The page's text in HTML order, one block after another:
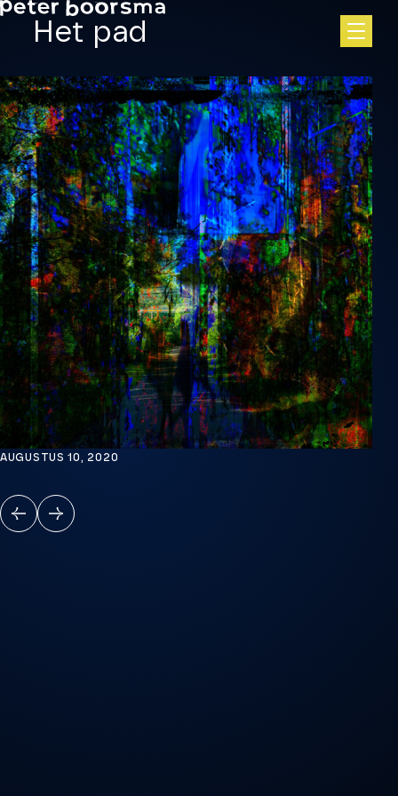
Skip to main content
Het pad
AUGUSTUS 10, 2020
VORIGEVOLGENDE